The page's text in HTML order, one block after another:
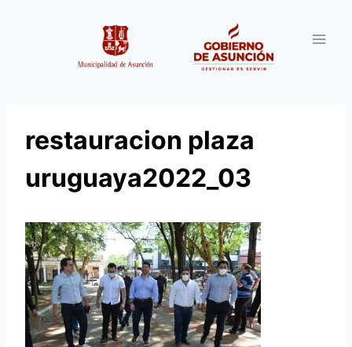
restauracion plaza
uruguaya2022_03